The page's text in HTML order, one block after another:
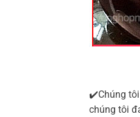
✔️Chúng
chúng tôi